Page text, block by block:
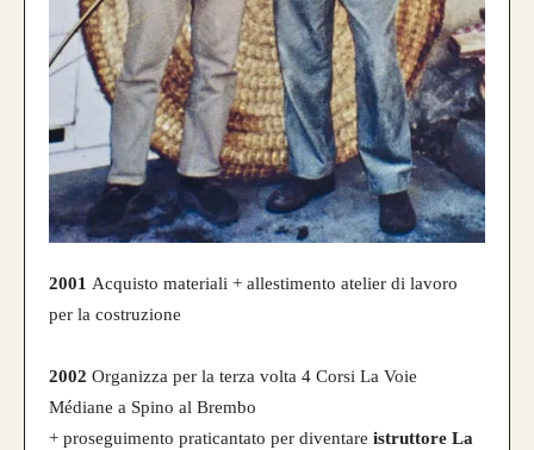
2001 Acquisto materiali + allestimento atelier di lavoro
per la costruzione
2002 Organizza per la terza volta 4 Corsi La Voie
Médiane a Spino al Brembo
+ proseguimento praticantato per diventare istruttore La